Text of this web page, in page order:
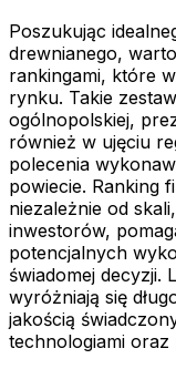
Poszukując
drewnianego,
rankingami, które
rynku. Takie
ogólnopolskiej,
również w ujęciu
polecenia
powiecie. Ranking
niezależnie od
inwestorów,
potencjalnych
świadomej decyzji.
wyróżniają się
jakością
technologiami oraz